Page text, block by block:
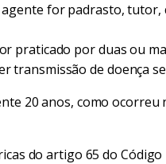
agente for padrasto,
praticado por duas ou
transmissão de doença
20 anos, como
do artigo 65 do